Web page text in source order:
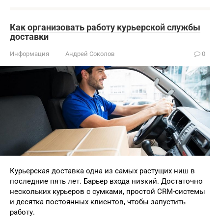
Как организовать работу курьерской службы
доставки
Информация Андрей Соколов 0
Курьерская доставка одна из самых растущих ниш в
последние пять лет. Барьер входа низкий. Достаточно
нескольких курьеров с сумками, простой CRM-системы
и десятка постоянных клиентов, чтобы запустить
работу.